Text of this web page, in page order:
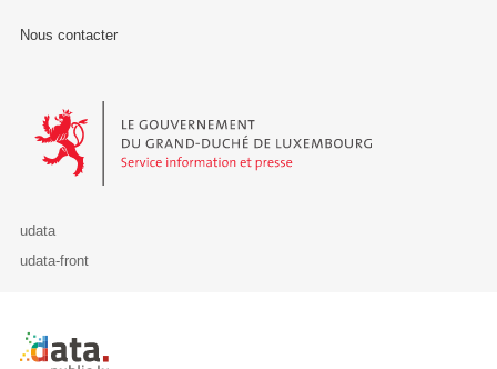
Nous contacter
Le Gouvernement du Grand-Duché de Luxembourg - Service
udata
udata-front
Retour à l'accueil de data.public.lu